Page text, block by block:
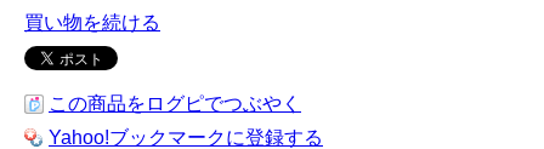
買い物を続ける
この商品をログピでつぶやく
Yahoo!ブックマークに登録する